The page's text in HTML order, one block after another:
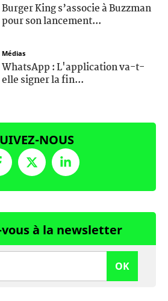
Burger King s’associe à Buzzman
pour son lancement...
Médias
WhatsApp : L'application va-t-
elle signer la fin...
NOUS
à la newsletter
OK